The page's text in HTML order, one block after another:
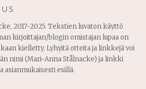
2017-2025. Tekstien luvaton käyttö
kirjoittajan/blogin omistajan lupaa on
kielletty. Lyhyitä otteita ja linkkejä voi
nimi (Mari-Anna Stålnacke) ja linkki
asianmukaisesti esillä.